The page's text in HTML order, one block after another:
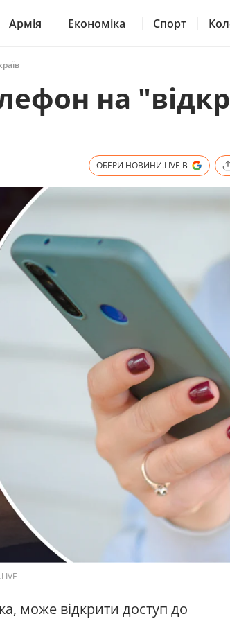
Армія Економіка Спорт
на
ОБЕРИ НОВИНИ.LIVE В
може відкрити доступ до